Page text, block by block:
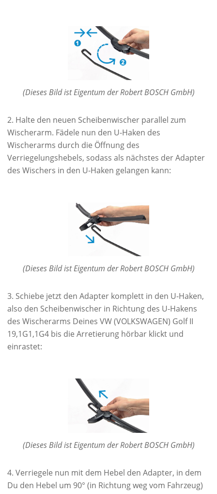
(Dieses Bild ist Eigentum der Robert BOSCH GmbH)
Halte den neuen Scheibenwischer parallel zum
Wischerarm. Fädele nun den U-Haken des
Wischerarms durch die Öffnung des
Verriegelungshebels, sodass als nächstes der Adapter
des Wischers in den U-Haken gelangen kann:
(Dieses Bild ist Eigentum der Robert BOSCH GmbH)
Schiebe jetzt den Adapter komplett in den U-Haken,
also den Scheibenwischer in Richtung des U-Hakens
des Wischerarms Deines VW (VOLKSWAGEN) Golf II
19,1G1,1G4 bis die Arretierung hörbar klickt und
einrastet:
(Dieses Bild ist Eigentum der Robert BOSCH GmbH)
Verriegele nun mit dem Hebel den Adapter, in dem
Du den Hebel um 90° (in Richtung weg vom Fahrzeug)